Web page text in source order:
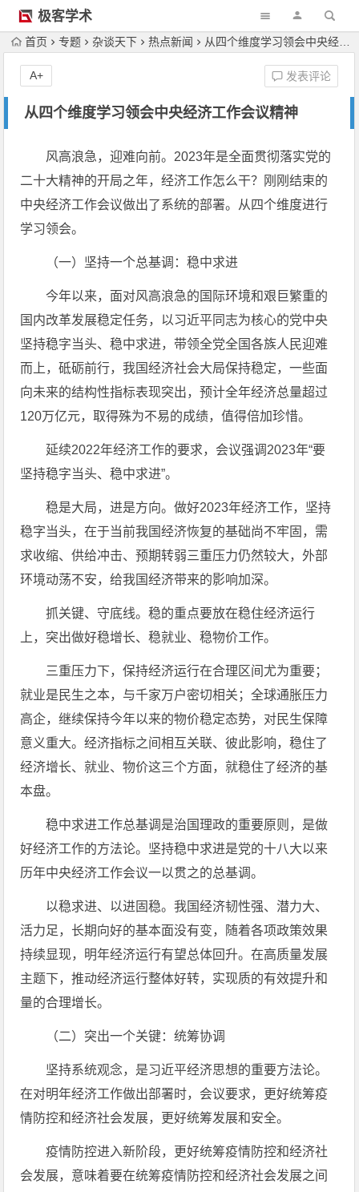
极客学术
首页 专题 杂谈天下 热点新闻 从四个维度学习领会中央经济工作会议精神
从四个维度学习领会中央经济工作会议精神
发表评论
A+
风高浪急，迎难向前。2023年是全面贯彻落实党的
二十大精神的开局之年，经济工作怎么干？刚刚结束的
中央经济工作会议做出了系统的部署。从四个维度进行
学习领会。
（一）坚持一个总基调：稳中求进
今年以来，面对风高浪急的国际环境和艰巨繁重的
国内改革发展稳定任务，以习近平同志为核心的党中央
坚持稳字当头、稳中求进，带领全党全国各族人民迎难
而上，砥砺前行，我国经济社会大局保持稳定，一些面
向未来的结构性指标表现突出，预计全年经济总量超过
120万亿元，取得殊为不易的成绩，值得倍加珍惜。
延续2022年经济工作的要求，会议强调2023年“要
坚持稳字当头、稳中求进”。
稳是大局，进是方向。做好2023年经济工作，坚持
稳字当头，在于当前我国经济恢复的基础尚不牢固，需
求收缩、供给冲击、预期转弱三重压力仍然较大，外部
环境动荡不安，给我国经济带来的影响加深。
抓关键、守底线。稳的重点要放在稳住经济运行
上，突出做好稳增长、稳就业、稳物价工作。
三重压力下，保持经济运行在合理区间尤为重要；
就业是民生之本，与千家万户密切相关；全球通胀压力
高企，继续保持今年以来的物价稳定态势，对民生保障
意义重大。经济指标之间相互关联、彼此影响，稳住了
经济增长、就业、物价这三个方面，就稳住了经济的基
本盘。
稳中求进工作总基调是治国理政的重要原则，是做
好经济工作的方法论。坚持稳中求进是党的十八大以来
历年中央经济工作会议一以贯之的总基调。
以稳求进、以进固稳。我国经济韧性强、潜力大、
活力足，长期向好的基本面没有变，随着各项政策效果
持续显现，明年经济运行有望总体回升。在高质量发展
主题下，推动经济运行整体好转，实现质的有效提升和
量的合理增长。
（二）突出一个关键：统筹协调
坚持系统观念，是习近平经济思想的重要方法论。
在对明年经济工作做出部署时，会议要求，更好统筹疫
情防控和经济社会发展，更好统筹发展和安全。
疫情防控进入新阶段，更好统筹疫情防控和经济社
会发展，意味着要在统筹疫情防控和经济社会发展之间